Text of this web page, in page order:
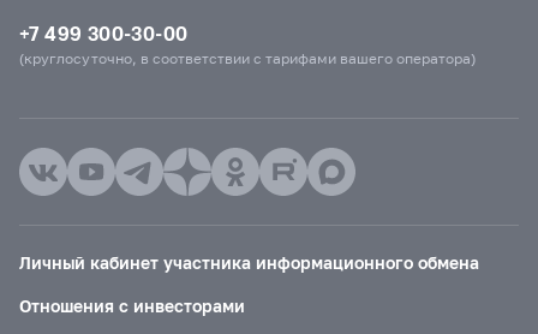
+7 499 300-30-00
(круглосуточно, в соответствии с тарифами вашего оператора)
Личный кабинет участника информационного обмена
Отношения с инвесторами